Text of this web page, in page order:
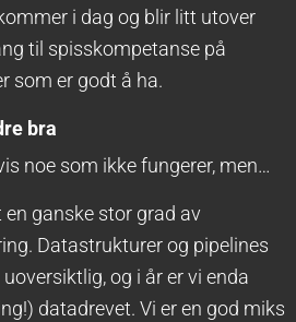
i dag og blir litt utover
til spisskompetanse på
som er godt å ha.
bra
noe som ikke fungerer, men…
ganske stor grad av
Datastrukturer og pipelines
og i år er vi enda
datadrevet. Vi er en god miks